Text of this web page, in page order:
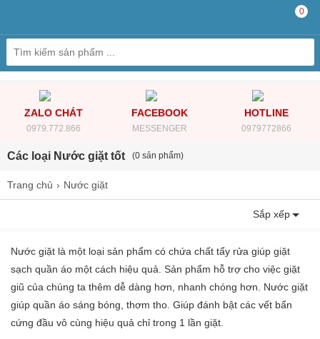
0
ZALO CHÁT
0979.772.866
FACEBOOK
MESSENGER
HOTLINE
0979772866
Các loại Nước giặt tốt (0 sản phẩm)
Trang chủ Nước giặt
Sắp xếp
Nước giặt là một loại sản phẩm có chứa chất tẩy rửa giúp giặt
sạch quần áo một cách hiệu quả. Sản phẩm hỗ trợ cho việc giặt
giũ của chúng ta thêm dễ dàng hơn, nhanh chóng hơn. Nước giặt
giúp quần áo sáng bóng, thơm tho. Giúp đánh bật các vết bẩn
cứng đầu vô cùng hiệu quả chỉ trong 1 lần giặt.